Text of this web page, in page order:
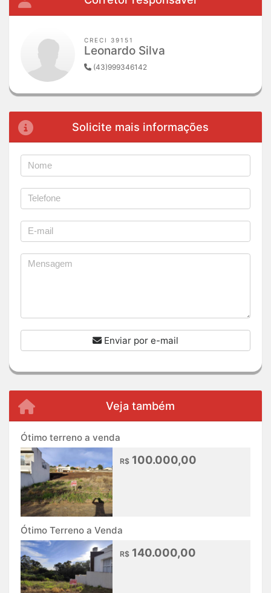
CRECI 39151
Leonardo Silva
(43)999346142
Solicite mais informações
Enviar por e-mail
Veja também
Ótimo terreno a venda
R$ 100.000,00
Ótimo Terreno a Venda
R$ 140.000,00